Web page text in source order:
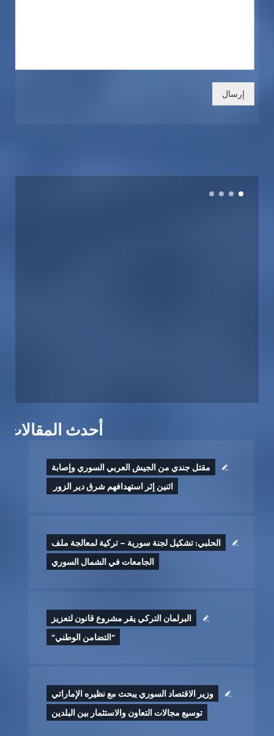
إرسال
أحدث المقالات
مقتل جندي من الجيش العربي السوري وإصابة
اثنين إثر ‏استهدافهم شرق دير الزور ‏
الحلبي: تشكيل لجنة سورية – تركية لمعالجة ملف
الجامعات في الشمال السوري
البرلمان التركي يقر مشروع قانون لتعزيز
“التضامن الوطني”
وزير الاقتصاد السوري يبحث مع نظيره الإماراتي
توسيع مجالات التعاون والاستثمار بين البلدين